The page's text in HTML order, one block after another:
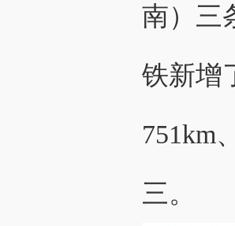
南）三
铁新增
751km
三。